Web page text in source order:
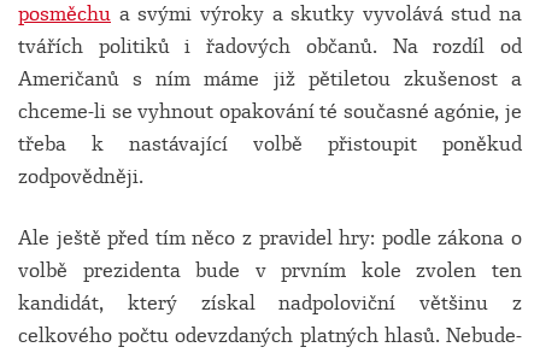
posměchu a svými výroky a skutky vyvolává stud na
tvářích politiků i řadových občanů. Na rozdíl od
Američanů s ním máme již pětiletou zkušenost a
chceme-li se vyhnout opakování té současné agónie, je
třeba k nastávající volbě přistoupit poněkud
zodpovědněji.
Ale ještě před tím něco z pravidel hry: podle zákona o
volbě prezidenta bude v prvním kole zvolen ten
kandidát, který získal nadpoloviční většinu z
celkového počtu odevzdaných platných hlasů. Nebude-